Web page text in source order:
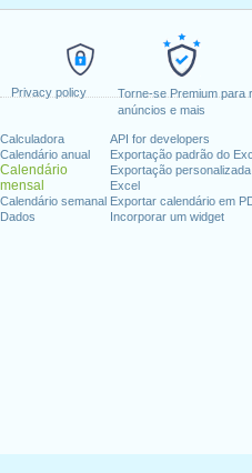
Privacy policy
Torne-se Premium para
anúncios e mais
Calculadora
Calendário anual
Calendário
mensal
Calendário semanal
Dados
API for developers
Exportação padrão do
Exportação
Excel
Exportar calendário em
Incorporar um widget